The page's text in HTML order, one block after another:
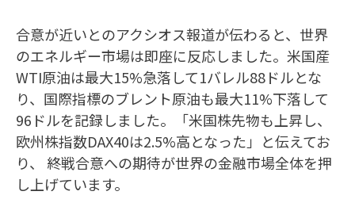
合意が近いとのアクシオス報道が伝わると、世界
のエネルギー市場は即座に反応しました。米国産
WTI原油は最大15%急落して1バレル88ドルとな
り、国際指標のブレント原油も最大11%下落して
96ドルを記録しました。「米国株先物も上昇し、
欧州株指数DAX40は2.5%高となった」と伝えてお
り、 終戦合意への期待が世界の金融市場全体を押
し上げています。